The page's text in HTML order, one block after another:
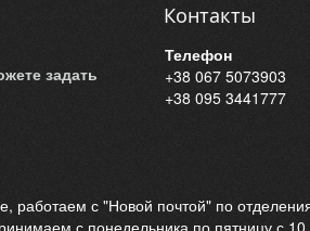
задать
Контакты
Телефон
+38 067 5073903
+38 095 3441777
работаем с "Новой почтой" по
с понедельника по пятницу с